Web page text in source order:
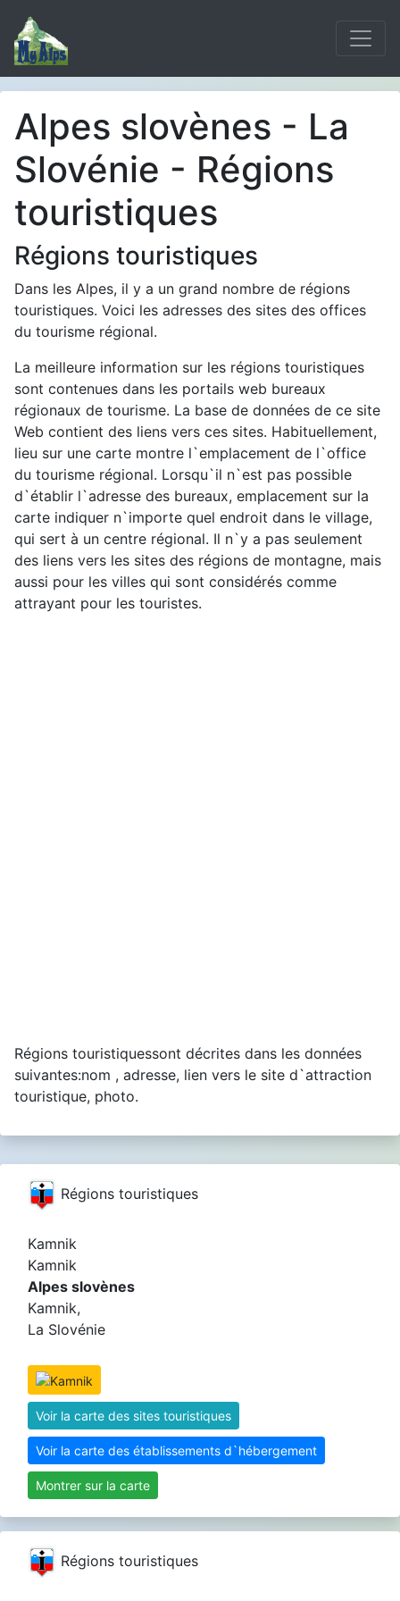
Alpes slovènes - La
Slovénie - Régions
touristiques
Régions touristiques
Dans les Alpes, il y a un grand nombre de régions
touristiques. Voici les adresses des sites des offices
du tourisme régional.
La meilleure information sur les régions touristiques
sont contenues dans les portails web bureaux
régionaux de tourisme. La base de données de ce site
Web contient des liens vers ces sites. Habituellement,
lieu sur une carte montre l`emplacement de l`office
du tourisme régional. Lorsqu`il n`est pas possible
d`établir l`adresse des bureaux, emplacement sur la
carte indiquer n`importe quel endroit dans le village,
qui sert à un centre régional. Il n`y a pas seulement
des liens vers les sites des régions de montagne, mais
aussi pour les villes qui sont considérés comme
attrayant pour les touristes.
Régions touristiquessont décrites dans les données
suivantes:nom , adresse, lien vers le site d`attraction
touristique, photo.
Régions touristiques
Kamnik
Kamnik
Alpes slovènes
Kamnik,
La Slovénie
Voir la carte des sites touristiques
Voir la carte des établissements d`hébergement
Montrer sur la carte
Régions touristiques